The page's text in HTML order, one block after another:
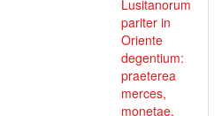
Lusitanorum
pariter in
Oriente
degentium:
praeterea
merces,
monetae,